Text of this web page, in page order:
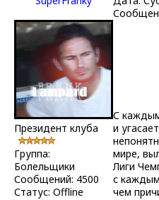
Президент клуба
Группа:
Болельщики
Сообщений: 4500
Статус: Offline
С
и
мире,
Лиги
с
чем